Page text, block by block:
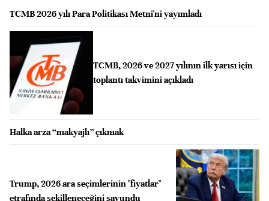
TCMB 2026 yılı Para Politikası Metni'ni yayımladı
TCMB, 2026 ve 2027 yılının ilk yarısı için
toplantı takvimini açıkladı
Halka arza “makyajlı” çıkmak
Trump, 2026 ara seçimlerinin "fiyatlar"
etrafında şekilleneceğini savundu